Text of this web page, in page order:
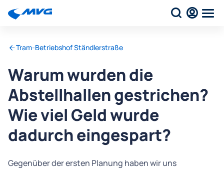
Tram-Betriebshof Ständlerstraße
Warum wurden die
Abstellhallen gestrichen?
Wie viel Geld wurde
dadurch eingespart?
Gegenüber der ersten Planung haben wir uns